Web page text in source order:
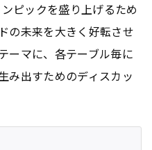
ピックを盛り上げるため
の未来を大きく好転させ
ーマに、各テーブル毎に
み出すためのディスカッ